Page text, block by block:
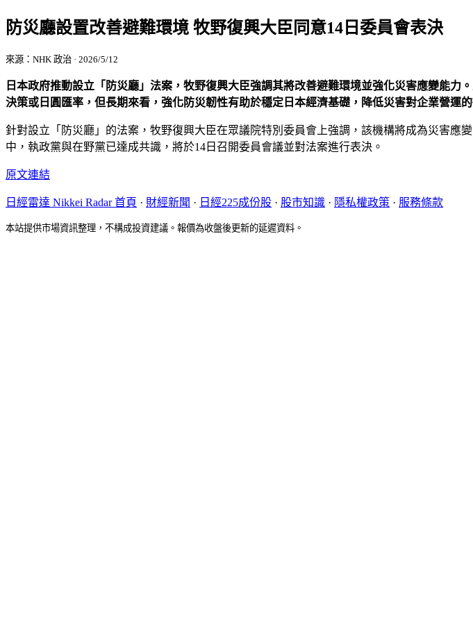
防災廳設置改善避難環境 牧野復興大臣同意14日委員會表決
來源：NHK 政治 · 2026/5/12
日本政府推動設立「防災廳」法案，牧野復興大臣強調其將改善避難環境並強化災害應變能
決策或日圓匯率，但長期來看，強化防災韌性有助於穩定日本經濟基礎，降低災害對企業營運
針對設立「防災廳」的法案，牧野復興大臣在眾議院特別委員會上強調，該機構將成為災害
中，執政黨與在野黨已達成共識，將於14日召開委員會議並對法案進行表決。
原文連結
日經雷達 Nikkei Radar 首頁 · 財經新聞 · 日經225成份股 · 股市知識 · 隱私權政策 · 服務條款
本站提供市場資訊整理，不構成投資建議。報價為收盤後更新的延遲資料。